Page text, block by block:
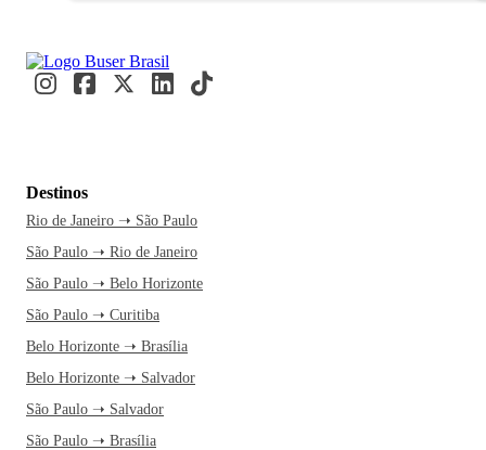
Destinos
Rio de Janeiro ➝ São Paulo
São Paulo ➝ Rio de Janeiro
São Paulo ➝ Belo Horizonte
São Paulo ➝ Curitiba
Belo Horizonte ➝ Brasília
Belo Horizonte ➝ Salvador
São Paulo ➝ Salvador
São Paulo ➝ Brasília